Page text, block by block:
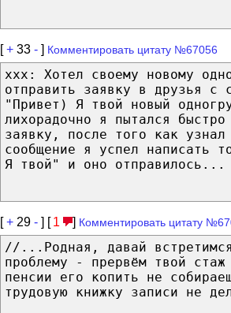
[+ 33 - ] Комментировать цитату №67056
xxx: Хотел своему новому
отправить заявку в друзья с
"Привет) Я твой новый
лихорадочно я пытался быстро
заявку, после того как узнал
сообщение я успел написать
Я твой" и оно отправилось...
[+ 29 - ] [ 1 ] Комментировать цитату
//...Родная, давай
проблему - прервём твой
пенсии его копить не
трудовую книжку записи не